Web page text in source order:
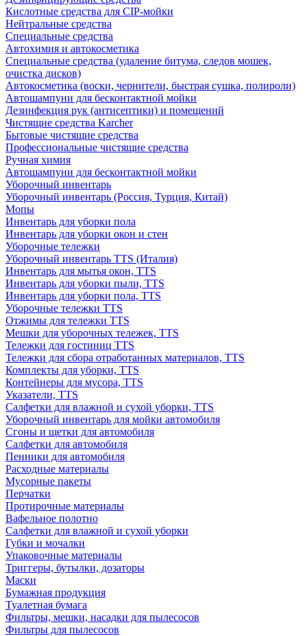
Кислотные средства для CIP-мойки
Нейтральные средства
Специальные средства
Автохимия и автокосметика
Специальные средства (удаление битума, следов мошек,
очистка дисков)
Автокосметика (воски, чернители, быстрая сушка, полироли)
Автошампуни для бесконтактной мойки
Дезинфекция рук (антисептики) и помещений
Чистящие средства Karcher
Бытовые чистящие средства
Профессиональные чистящие средства
Ручная химия
Автошампуни для бесконтактной мойки
Уборочный инвентарь
Уборочный инвентарь (Россия, Турция, Китай)
Мопы
Инвентарь для уборки пола
Инвентарь для уборки окон и стен
Уборочные тележки
Уборочный инвентарь TTS (Италия)
Инвентарь для мытья окон, TTS
Инвентарь для уборки пыли, TTS
Инвентарь для уборки пола, TTS
Уборочные тележки TTS
Отжимы для тележки TTS
Мешки для уборочных тележек, TTS
Тележки для гостиниц TTS
Тележки для сбора отработанных материалов, TTS
Комплекты для уборки, TTS
Контейнеры для мусора, TTS
Указатели, TTS
Салфетки для влажной и сухой уборки, TTS
Уборочный инвентарь для мойки автомобиля
Сгоны и щетки для автомобиля
Салфетки для автомобиля
Пенники для автомобиля
Расходные материалы
Мусорные пакеты
Перчатки
Протирочные материалы
Вафельное полотно
Салфетки для влажной и сухой уборки
Губки и мочалки
Упаковочные материалы
Триггеры, бутылки, дозаторы
Маски
Бумажная продукция
Туалетная бумага
Фильтры, мешки, насадки для пылесосов
Фильтры для пылесосов